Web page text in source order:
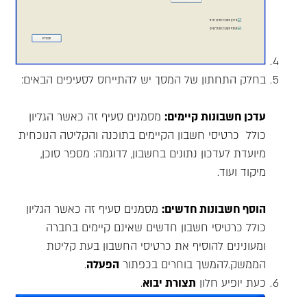
בחלק התחתון של המסך יש להתייחס לסעיפים הבאים:
עדכן חשבונות קיימים: מסמנים סעיף זה כאשר הגליון
כולל כרטיסי חשבון הקיימים בתוכנה והקליטה הנוכחית
מיועדת לעדכון נתונים בחשבון, לדוגמה: מספר סוכן,
מיקוד ועוד.
הוסף חשבונות חדשים: מסמנים סעיף זה כאשר הגליון
כולל כרטיסי חשבון חדשים שאינם קיימים בחברה
ומעונינים להוסיף את כרטיסי החשבון בעת קליטת
הממשק.להמשך בוחרים בכפתור הפעלה.
כעת יופיע חלון תצורת יבוא.